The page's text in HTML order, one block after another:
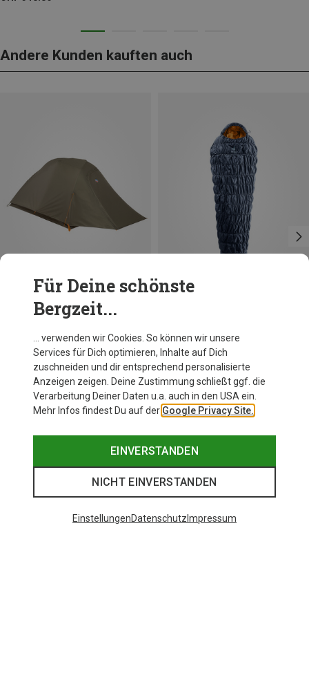
Andere Kunden kauften auch
Du sparst 10%
Deuter
Exosphere EL +4 Schlafsack
CHF 190.20
Für Deine schönste
Bergzeit...
… verwenden wir Cookies. So können wir unsere
Services für Dich optimieren, Inhalte auf Dich
zuschneiden und dir entsprechend personalisierte
Anzeigen zeigen. Deine Zustimmung schließt ggf. die
Verarbeitung Deiner Daten u.a. auch in den USA ein.
Mehr Infos findest Du auf der Google Privacy Site.
EINVERSTANDEN
NICHT EINVERSTANDEN
EinstellungenDatenschutz Impressum